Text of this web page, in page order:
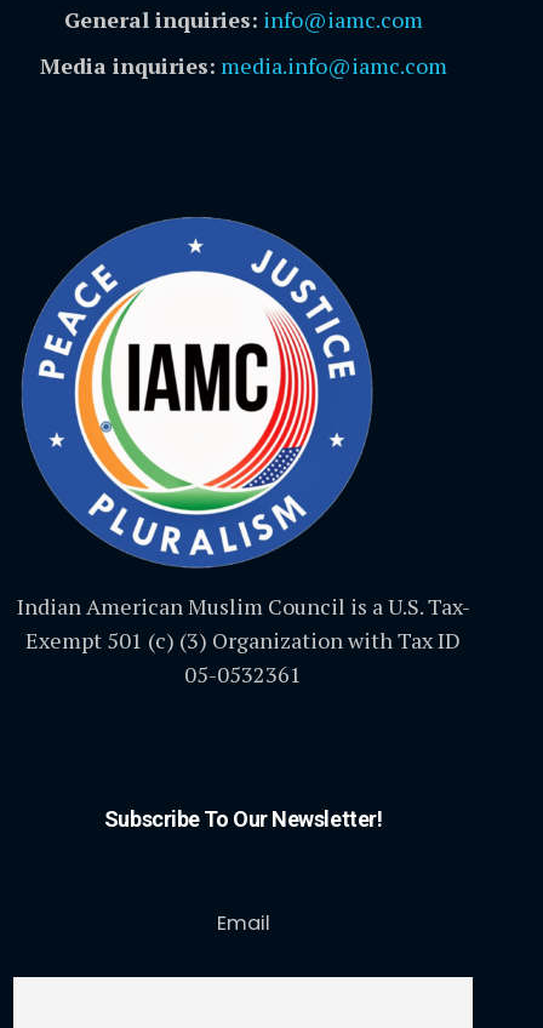
General inquiries: info@iamc.com
Media inquiries: media.info@iamc.com
Indian American Muslim Council is a U.S. Tax-
Exempt 501 (c) (3) Organization with Tax ID
05-0532361
Subscribe To Our Newsletter!
Email